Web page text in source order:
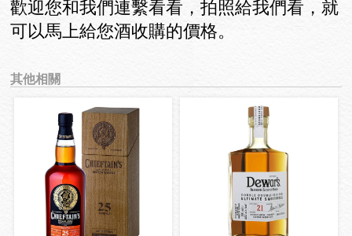
歡迎您和我們連繫看看，拍照給我們看，就
可以馬上給您酒收購的價格。
其他相關